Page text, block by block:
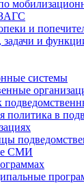
и
и
системы
политика в
СМИ